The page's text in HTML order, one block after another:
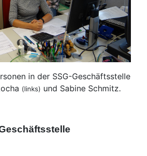
in der SSG-Geschäftsstelle
(links) und Sabine Schmitz.